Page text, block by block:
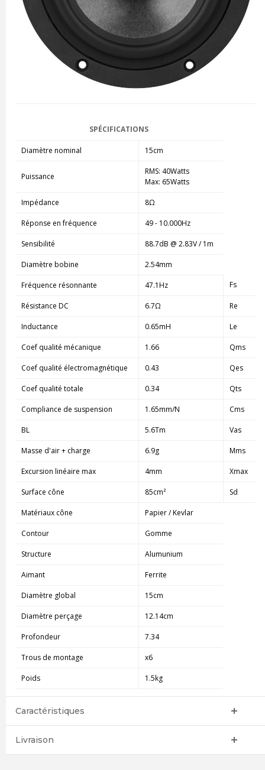
SPÉCIFICATIONS
Diamètre nominal 15cm
Puissance
RMS: 40Watts
Max: 65Watts
Impédance 8Ω
Réponse en fréquence 49 - 10.000Hz
Sensibilité 88.7dB @ 2.83V / 1m
Diamètre bobine 2.54mm
Fréquence résonnante 47.1Hz Fs
Résistance DC 6.7Ω Re
Inductance 0.65mH Le
Coef qualité mécanique 1.66 Qms
Coef qualité électromagnétique 0.43 Qes
Coef qualité totale 0.34 Qts
Compliance de suspension 1.65mm/N Cms
BL 5.6Tm Vas
Masse d'air + charge 6.9g Mms
Excursion linéaire max 4mm Xmax
Surface cône 85cm² Sd
Matériaux cône Papier / Kevlar
Contour Gomme
Structure Alumunium
Aimant Ferrite
Diamètre global 15cm
Diamètre perçage 12.14cm
Profondeur 7.34
Trous de montage x6
Poids 1.5kg
Caractéristiques
Livraison